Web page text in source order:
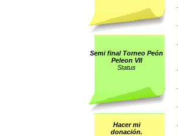
Semi final Torneo Peón
Peleon VII
Status
Hacer mi
donación.